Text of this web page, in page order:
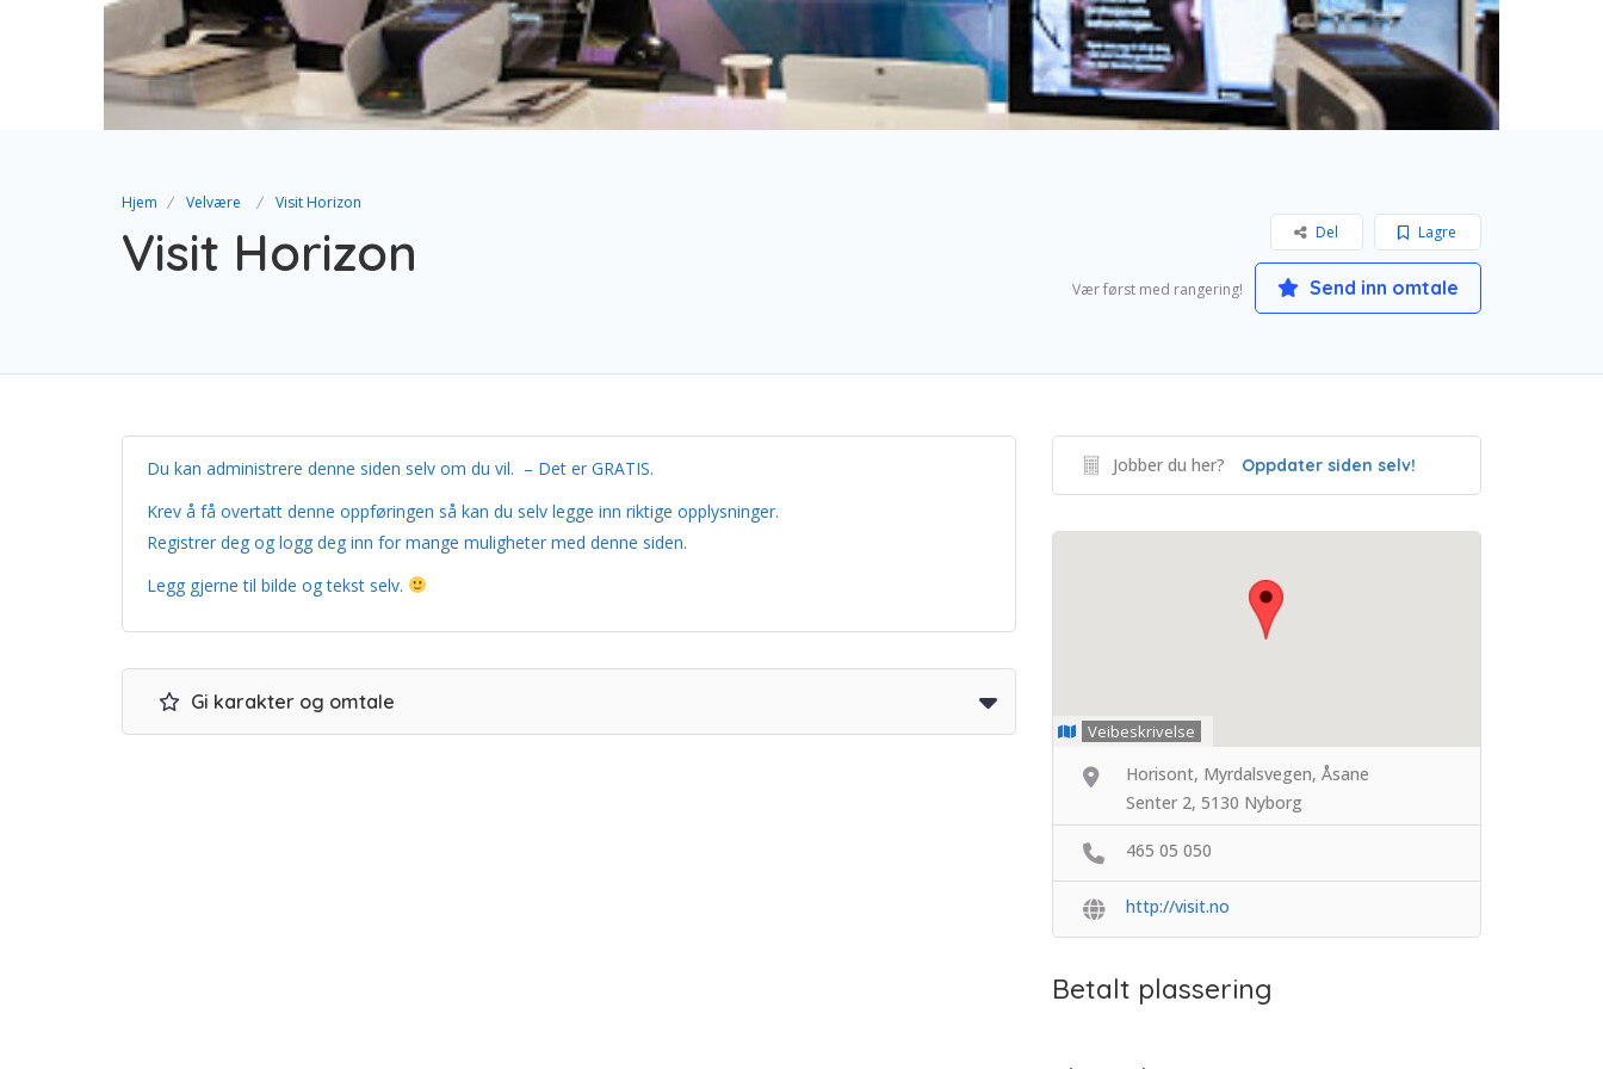
Hjem Velvære Visit Horizon
Visit Horizon Lagre
Del
Vær først med rangering! Send inn omtale
Du kan administrere denne siden selv om du vil. – Det er GRATIS.
Krev å få overtatt denne oppføringen så kan du selv legge inn riktige opplysninger.
Registrer deg og logg deg inn for mange muligheter med denne siden.
Legg gjerne til bilde og tekst selv.
Gi karakter og omtale
Jobber du her? Oppdater siden selv!
Veibeskrivelse
Horisont, Myrdalsvegen, Åsane
Senter 2, 5130 Nyborg
465 05 050
http://visit.no
Betalt plassering